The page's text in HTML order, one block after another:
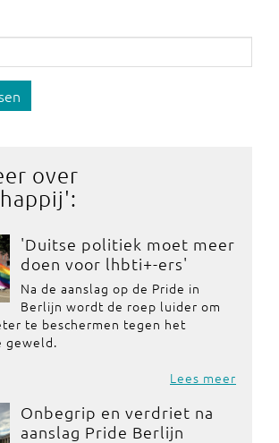
over
':
'Duitse politiek moet meer
doen voor lhbti+-ers'
Na de aanslag op de Pride in
Berlijn wordt de roep luider om
te beschermen tegen het
geweld.
Lees meer
Onbegrip en verdriet na
aanslag Pride Berlijn